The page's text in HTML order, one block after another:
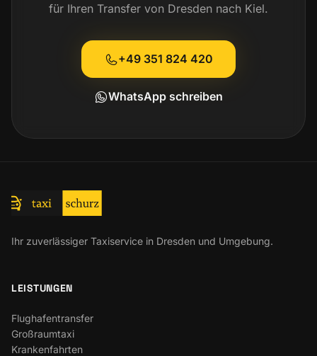
für Ihren Transfer von Dresden nach Kiel.
+49 351 824 420
WhatsApp schreiben
Ihr zuverlässiger Taxiservice in Dresden und Umgebung.
LEISTUNGEN
Flughafentransfer
Großraumtaxi
Krankenfahrten